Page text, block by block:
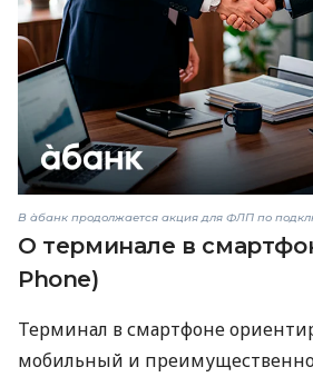
В àбанк продолжается акция для ФЛП по
О терминале в
Phone)
Терминал в смартфоне
мобильный и